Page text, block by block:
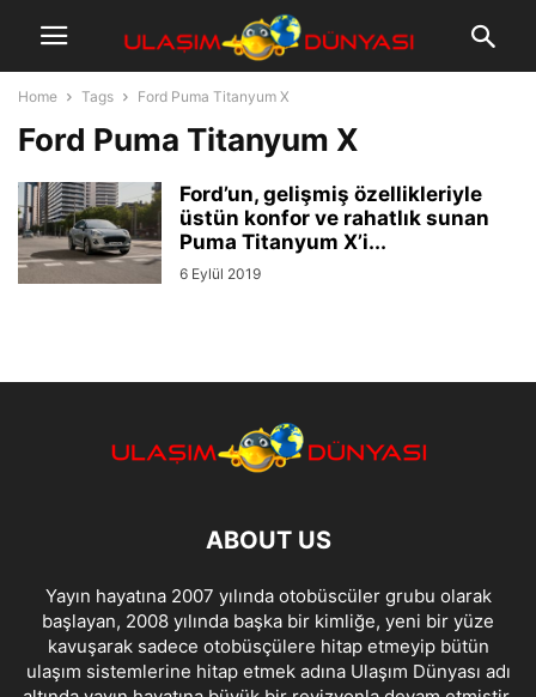
Home Tags Ford Puma Titanyum X
Ford Puma Titanyum X
Ford’un, gelişmiş özellikleriyle
üstün konfor ve rahatlık sunan
Puma Titanyum X’i...
6 Eylül 2019
ABOUT US
Yayın hayatına 2007 yılında otobüscüler grubu olarak
başlayan, 2008 yılında başka bir kimliğe, yeni bir yüze
kavuşarak sadece otobüsçülere hitap etmeyip bütün
ulaşım sistemlerine hitap etmek adına Ulaşım Dünyası adı